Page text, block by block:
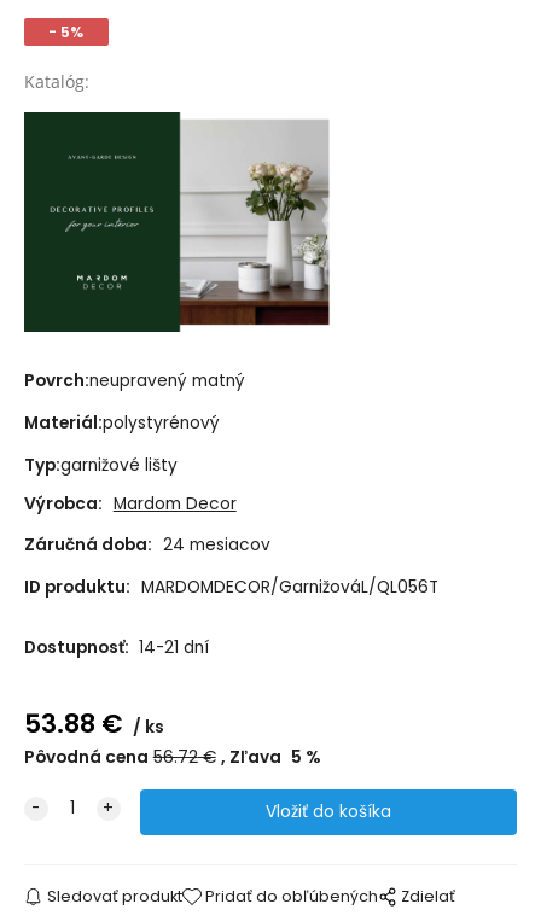
- 5%
Katalóg:
Povrch:neupravený matný
Materiál:polystyrénový
Typ:garnižové lišty
Výrobca: Mardom Decor
Záručná doba: 24 mesiacov
ID produktu: MARDOMDECOR/GarnižováL/QL056T
Dostupnosť: 14-21 dní
53.88 €
ks
Pôvodná cena 56.72€ Zľava 5 %
Sledovať produkt Pridať do obľúbených Zdielať